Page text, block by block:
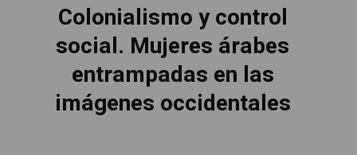
Colonialismo y control
social. Mujeres árabes
entrampadas en las
imágenes occidentales